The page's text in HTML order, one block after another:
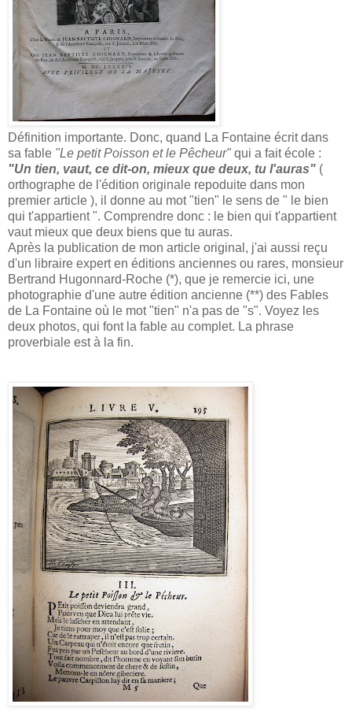
Définition importante. Donc, quand La Fontaine écrit dans
sa fable "Le petit Poisson et le Pêcheur" qui a fait école :
"Un tien, vaut, ce dit-on, mieux que deux, tu l'auras" (
orthographe de l'édition originale repoduite dans mon
premier article ), il donne au mot "tien" le sens de " le bien
qui t'appartient ". Comprendre donc : le bien qui t'appartient
vaut mieux que deux biens que tu auras.
Après la publication de mon article original, j'ai aussi reçu
d'un libraire expert en éditions anciennes ou rares, monsieur
Bertrand Hugonnard-Roche (*), que je remercie ici, une
photographie d'une autre édition ancienne (**) des Fables
de La Fontaine où le mot "tien" n'a pas de "s". Voyez les
deux photos, qui font la fable au complet. La phrase
proverbiale est à la fin.